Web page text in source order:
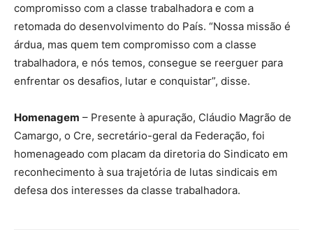
compromisso com a classe trabalhadora e com a
retomada do desenvolvimento do País. “Nossa missão é
árdua, mas quem tem compromisso com a classe
trabalhadora, e nós temos, consegue se reerguer para
enfrentar os desafios, lutar e conquistar”, disse.
Homenagem – Presente à apuração, Cláudio Magrão de
Camargo, o Cre, secretário-geral da Federação, foi
homenageado com placam da diretoria do Sindicato em
reconhecimento à sua trajetória de lutas sindicais em
defesa dos interesses da classe trabalhadora.